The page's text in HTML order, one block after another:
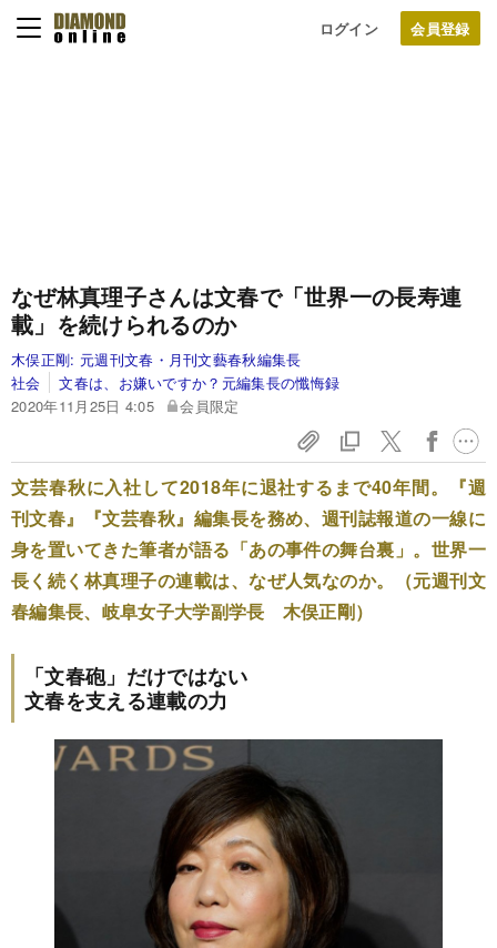
ログイン
なぜ林真理子さんは文春で「世界一の長寿連
載」を続けられるのか
木俣正剛: 元週刊文春・月刊文藝春秋編集長
社会
文春は、お嫌いですか？元編集長の懺悔録
2020年11月25日 4:05
会員限定
文芸春秋に入社して2018年に退社するまで40年間。『週
刊文春』『文芸春秋』編集長を務め、週刊誌報道の一線に
身を置いてきた筆者が語る「あの事件の舞台裏」。世界一
長く続く林真理子の連載は、なぜ人気なのか。（元週刊文
春編集長、岐阜女子大学副学長 木俣正剛）
「文春砲」だけではない
文春を支える連載の力